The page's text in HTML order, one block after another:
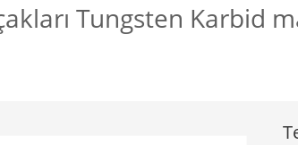
Tungsten Karbid